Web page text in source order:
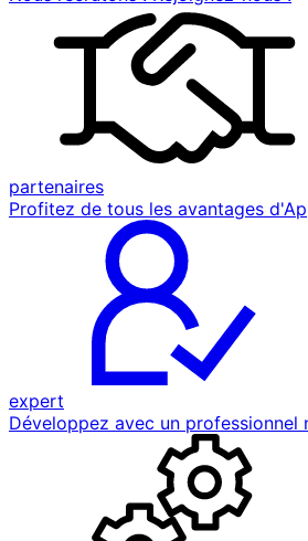
partenaires
Profitez de tous les avantages
expert
Développez avec un professionnel